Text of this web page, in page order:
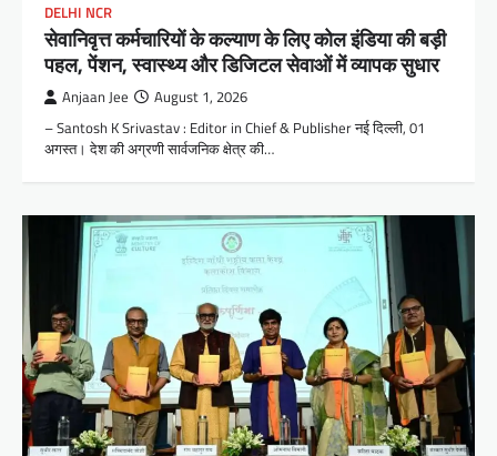
DELHI NCR
सेवानिवृत्त कर्मचारियों के कल्याण के लिए कोल इंडिया की बड़ी
पहल, पेंशन, स्वास्थ्य और डिजिटल सेवाओं में व्यापक सुधार
Anjaan Jee August 1, 2026
– Santosh K Srivastav : Editor in Chief & Publisher नई दिल्ली, 01
अगस्त। देश की अग्रणी सार्वजनिक क्षेत्र की…